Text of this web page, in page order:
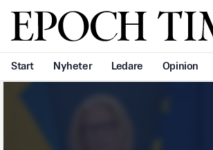
Svenska Epoch
Start Nyheter Ledare Opinion